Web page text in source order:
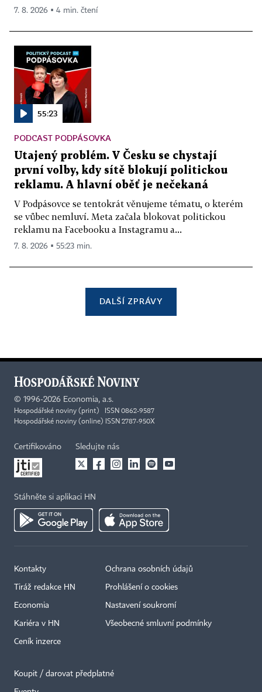
7. 8. 2026 ▪ 4 min. čtení
55:23
PODCAST PODPÁSOVKA
Utajený problém. V Česku se chystají
první volby, kdy sítě blokují politickou
reklamu. A hlavní oběť je nečekaná
V Podpásovce se tentokrát věnujeme tématu, o kterém
se vůbec nemluví. Meta začala blokovat politickou
reklamu na Facebooku a Instagramu a...
7. 8. 2026 ▪ 55:23 min.
DALŠÍ ZPRÁVY
© 1996-2026 Economia, a.s.
Hospodářské noviny (print) ISSN 0862-9587
Hospodářské noviny (online) ISSN 2787-950X
Certifikováno Sledujte nás
Stáhněte si aplikaci HN
Kontakty
Tiráž redakce HN
Economia
Kariéra v HN
Ceník inzerce
Ochrana osobních údajů
Prohlášení o cookies
Nastavení soukromí
Všeobecné smluvní podmínky
Koupit / darovat předplatné